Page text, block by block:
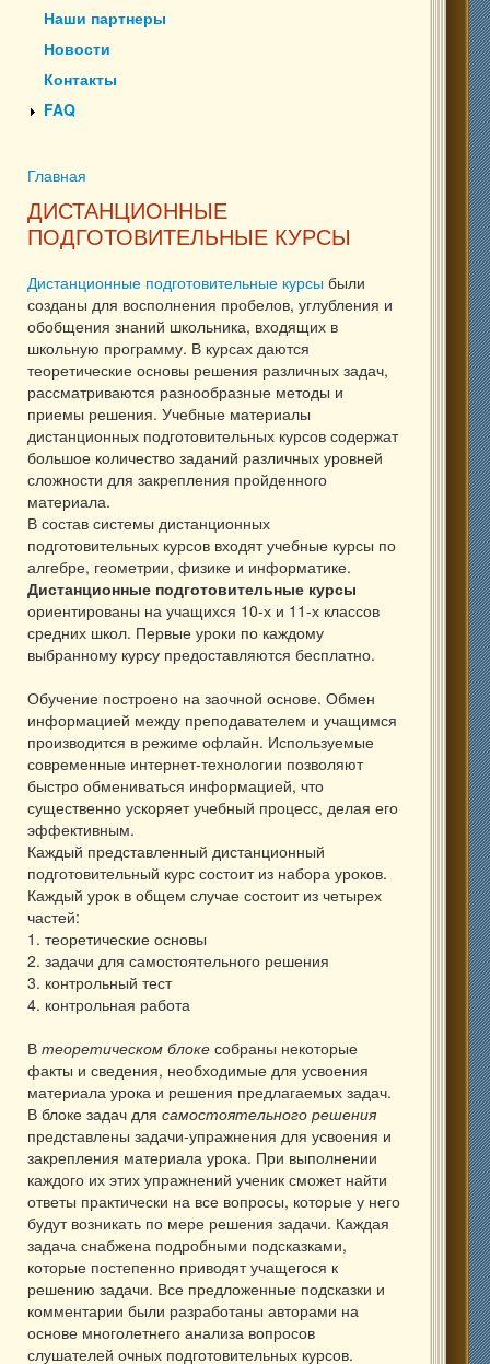
Наши партнеры
Новости
Контакты
FAQ
Вы здесь
Главная
ДИСТАНЦИОННЫЕ
ПОДГОТОВИТЕЛЬНЫЕ КУРСЫ
Дистанционные подготовительные курсы были
созданы для восполнения пробелов, углубления и
обобщения знаний школьника, входящих в
школьную программу. В курсах даются
теоретические основы решения различных задач,
рассматриваются разнообразные методы и
приемы решения. Учебные материалы
дистанционных подготовительных курсов содержат
большое количество заданий различных уровней
сложности для закрепления пройденного
материала.
В состав системы дистанционных
подготовительных курсов входят учебные курсы по
алгебре, геометрии, физике и информатике.
Дистанционные подготовительные курсы
ориентированы на учащихся 10-х и 11-х классов
средних школ. Первые уроки по каждому
выбранному курсу предоставляются бесплатно.
Обучение построено на заочной основе. Обмен
информацией между преподавателем и учащимся
производится в режиме офлайн. Используемые
современные интернет-технологии позволяют
быстро обмениваться информацией, что
существенно ускоряет учебный процесс, делая его
эффективным.
Каждый представленный дистанционный
подготовительный курс состоит из набора уроков.
Каждый урок в общем случае состоит из четырех
частей:
1. теоретические основы
2. задачи для самостоятельного решения
3. контрольный тест
4. контрольная работа
В теоретическом блоке собраны некоторые
факты и сведения, необходимые для усвоения
материала урока и решения предлагаемых задач.
В блоке задач для самостоятельного решения
представлены задачи-упражнения для усвоения и
закрепления материала урока. При выполнении
каждого их этих упражнений ученик сможет найти
ответы практически на все вопросы, которые у него
будут возникать по мере решения задачи. Каждая
задача снабжена подробными подсказками,
которые постепенно приводят учащегося к
решению задачи. Все предложенные подсказки и
комментарии были разработаны авторами на
основе многолетнего анализа вопросов
слушателей очных подготовительных курсов.